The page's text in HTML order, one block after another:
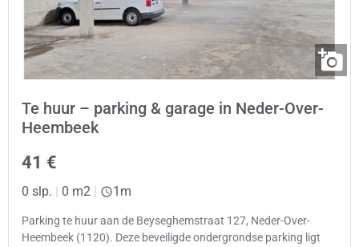
Te huur – parking & garage in Neder-Over-
Heembeek
41 €
0 slp. | 0 m2 | 1m
Parking te huur aan de Beyseghemstraat 127, Neder-Over-
Heembeek (1120). Deze beveiligde ondergrondse parking ligt